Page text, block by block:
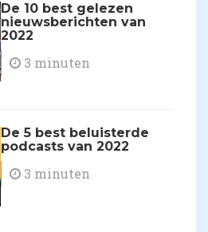
De 10 best gelezen
nieuwsberichten van
2022
3 minuten
De 5 best beluisterde
podcasts van 2022
3 minuten